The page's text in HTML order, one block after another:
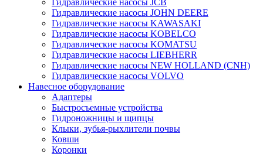
Гидравлические насосы JCB
Гидравлические насосы JOHN DEERE
Гидравлические насосы KAWASAKI
Гидравлические насосы KOBELCO
Гидравлические насосы KOMATSU
Гидравлические насосы LIEBHERR
Гидравлические насосы NEW HOLLAND (CNH)
Гидравлические насосы VOLVO
Навесное оборудование
Адаптеры
Быстросъемные устройства
Гидроножницы и щипцы
Клыки, зубья-рыхлители почвы
Ковши
Коронки